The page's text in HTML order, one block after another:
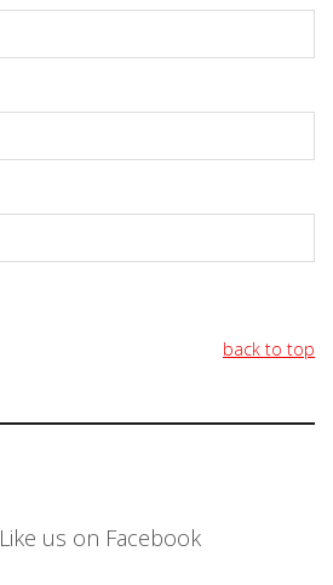
back to top
Like us on Facebook